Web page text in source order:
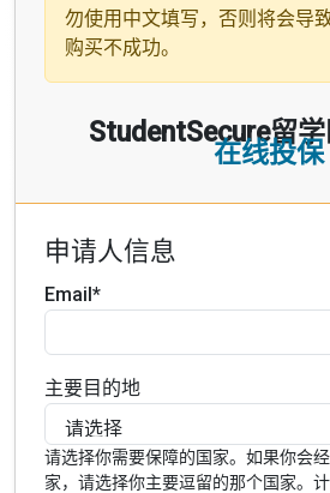
勿使用中文填写，否则将会导
购买不成功。
StudentSecure留学
在线投保
申请人信息
Email*
主要目的地
请选择你需要保障的国家。如果你会
家，请选择你主要逗留的那个国家。